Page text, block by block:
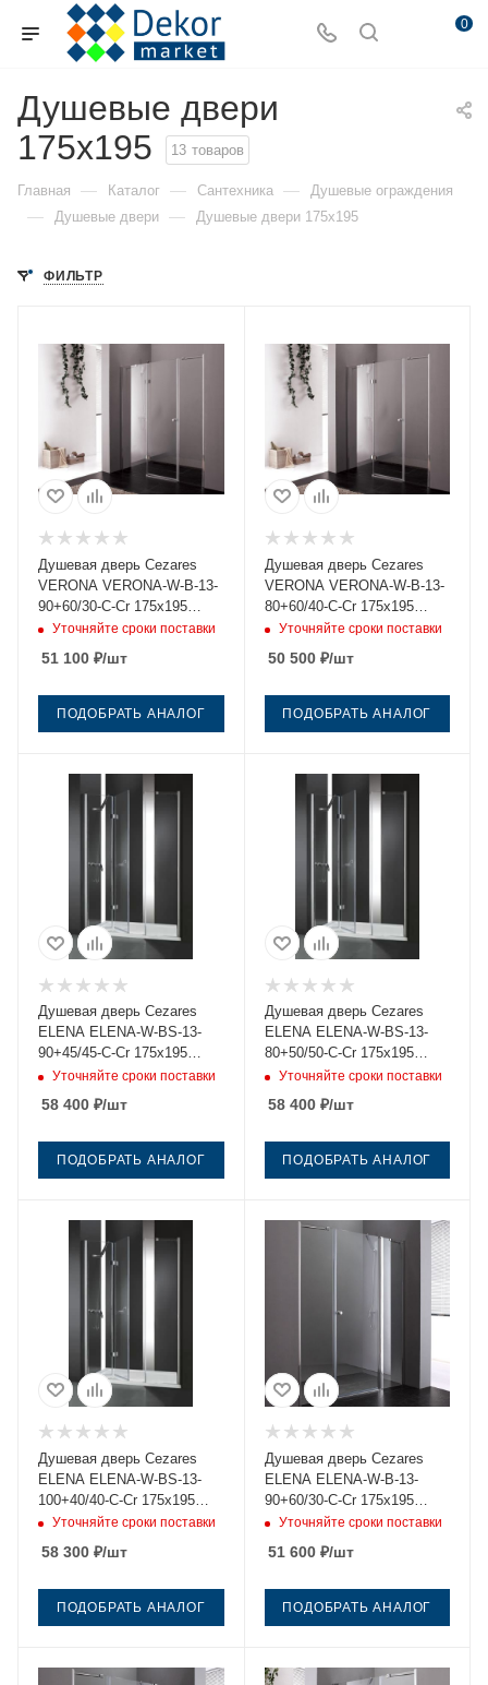
0
Душевые двери
175x195
13 товаров
Главная — Каталог — Сантехника — Душевые ограждения
— Душевые двери — Душевые двери 175x195
ФИЛЬТР
Душевая дверь Cezares
VERONA VERONA-W-B-13-
90+60/30-C-Cr 175х195
стекло прозрачное
Уточняйте сроки поставки
51 100 ₽/шт
ПОДОБРАТЬ АНАЛОГ
Душевая дверь Cezares
VERONA VERONA-W-B-13-
80+60/40-C-Cr 175х195
стекло прозрачное
Уточняйте сроки поставки
50 500₽/шт
ПОДОБРАТЬ АНАЛОГ
Душевая дверь Cezares
ELENA ELENA-W-BS-13-
90+45/45-C-Cr 175х195
стекло прозрачное
профиль хром
Уточняйте сроки поставки
58 400 ₽/шт
ПОДОБРАТЬ АНАЛОГ
Душевая дверь Cezares
ELENA ELENA-W-BS-13-
80+50/50-C-Cr 175х195
стекло прозрачное
профиль хром
Уточняйте сроки поставки
58 400₽/шт
ПОДОБРАТЬ АНАЛОГ
Душевая дверь Cezares
ELENA ELENA-W-BS-13-
100+40/40-C-Cr 175х195
стекло прозрачное
Уточняйте сроки поставки
58 300 ₽/шт
ПОДОБРАТЬ АНАЛОГ
Душевая дверь Cezares
ELENA ELENA-W-B-13-
90+60/30-C-Cr 175х195
стекло прозрачное
Уточняйте сроки поставки
51 600₽/шт
ПОДОБРАТЬ АНАЛОГ